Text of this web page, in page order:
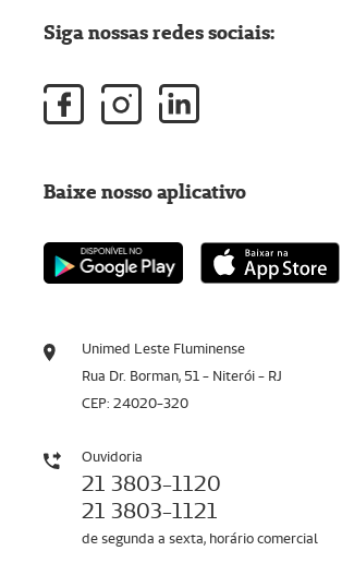
Unimed Leste Fluminense
Rua Dr. Borman, 51 - Niterói - RJ
CEP: 24020-320
Ouvidoria
21 3803-1120
21 3803-1121
de segunda a sexta, horário comercial
Siga nossas redes sociais:
Baixe nosso aplicativo